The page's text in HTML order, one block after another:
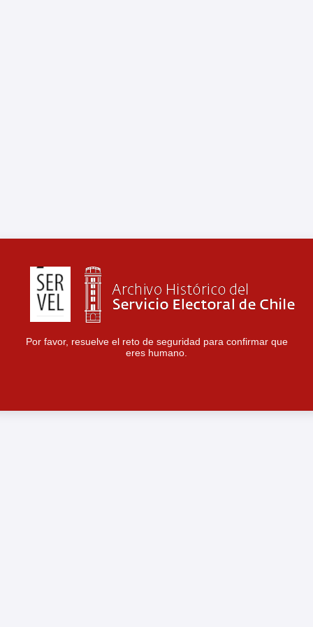
Por favor, resuelve el reto de seguridad para confirmar que
eres humano.